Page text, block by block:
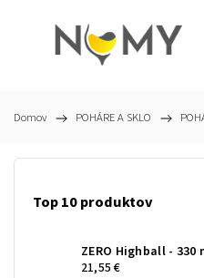
Domov / POHÁRE A SKLO /
Top 10 produktov
ZERO Highball - 330
21,55 €